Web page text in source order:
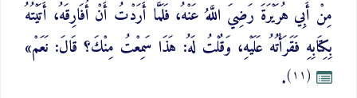
مِنْ أَبِي هُرَيْرَةَ رَضِيَ اللَّهُ عَنْهُ، فَلَمَّا أَرَدْتُ أَنْ أُفَارِقَهُ، أَتَيْتُهُ
بِكِتَابِهِ فَقَرَأْتُهُ عَلَيْهِ، وَقُلْتُ لَهُ: هَذَا سَمِعْتُ مِنْكَ؟ قَالَ: نَعَمْ»
(١١)
.